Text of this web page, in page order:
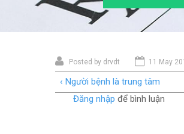
Posted by drvdt 11 May
‹ Người bệnh là trung tâm
Đăng nhập để bình luận